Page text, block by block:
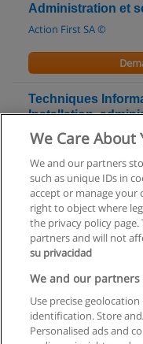
Administration et
Action First SA ©
Techniques
Installation,
réseau
We Care About
We and our partners
such as unique IDs in
accept or manage your
right to object where
the privacy policy page.
partners and will not
su privacidad
We and our
Use precise
identification. Store
Personalised ads and